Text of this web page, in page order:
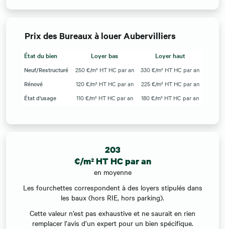
Prix des Bureaux à louer Aubervilliers
État du bien Loyer bas Loyer haut
Neuf/Restructuré 250 €/m² HT HC par an
330 €/m² HT HC par an
Rénové
120 €/m² HT HC par an
225 €/m² HT HC par an
État d'usage
110 €/m² HT HC par an 180 €/m² HT HC par an
203
€/m² HT HC par an
en moyenne
Les fourchettes correspondent à des loyers stipulés dans
les baux (hors RIE, hors parking).
Cette valeur n’est pas exhaustive et ne saurait en rien
remplacer l’avis d’un expert pour un bien spécifique.